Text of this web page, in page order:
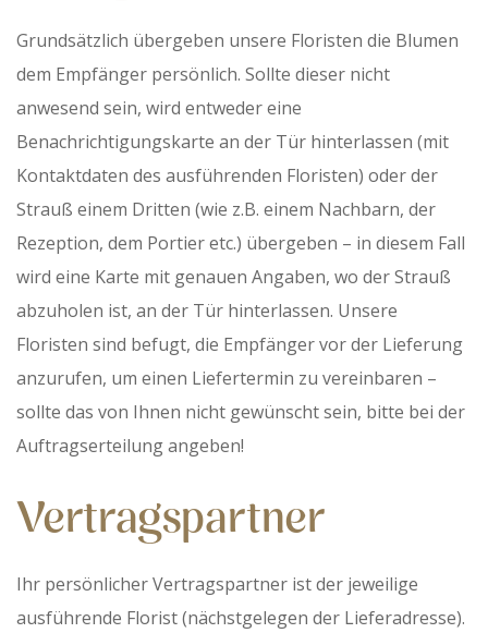
Grundsätzlich übergeben unsere Floristen die Blumen
dem Empfänger persönlich. Sollte dieser nicht
anwesend sein, wird entweder eine
Benachrichtigungskarte an der Tür hinterlassen (mit
Kontaktdaten des ausführenden Floristen) oder der
Strauß einem Dritten (wie z.B. einem Nachbarn, der
Rezeption, dem Portier etc.) übergeben – in diesem Fall
wird eine Karte mit genauen Angaben, wo der Strauß
abzuholen ist, an der Tür hinterlassen. Unsere
Floristen sind befugt, die Empfänger vor der Lieferung
anzurufen, um einen Liefertermin zu vereinbaren –
sollte das von Ihnen nicht gewünscht sein, bitte bei der
Auftragserteilung angeben!
Vertragspartner
Ihr persönlicher Vertragspartner ist der jeweilige
ausführende Florist (nächstgelegen der Lieferadresse).